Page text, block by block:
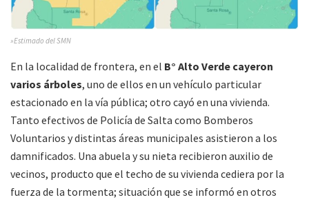
»Estimado del SMN
En la localidad de frontera, en el B° Alto Verde cayeron
varios árboles, uno de ellos en un vehículo particular
estacionado en la vía pública; otro cayó en una vivienda.
Tanto efectivos de Policía de Salta como Bomberos
Voluntarios y distintas áreas municipales asistieron a los
damnificados. Una abuela y su nieta recibieron auxilio de
vecinos, producto que el techo de su vivienda cediera por la
fuerza de la tormenta; situación que se informó en otros